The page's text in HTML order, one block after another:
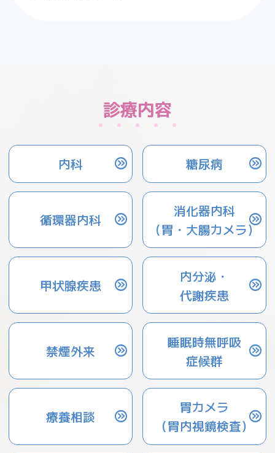
診療内容
内科 糖尿病
循環器内科
消化器内科
（胃・大腸カメラ）
甲状腺疾患
内分泌・
代謝疾患
禁煙外来
睡眠時無呼吸
症候群
療養相談
胃カメラ
（胃内視鏡検査）